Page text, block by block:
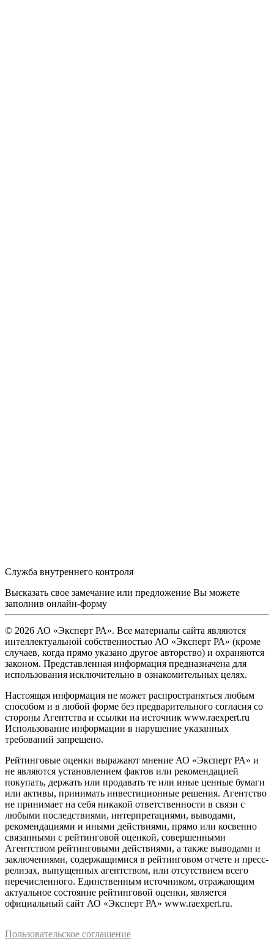
Служба внутреннего контроля
Высказать свое замечание или предложение Вы можете
заполнив онлайн-форму
© 2026 АО «Эксперт РА». Все материалы сайта являются
интеллектуальной собственностью АО «Эксперт РА» (кроме
случаев, когда прямо указано другое авторство) и охраняются
законом. Представленная информация предназначена для
использования исключительно в ознакомительных целях.
Настоящая информация не может распространяться любым
способом и в любой форме без предварительного согласия со
стороны Агентства и ссылки на источник www.raexpert.ru
Использование информации в нарушение указанных
требований запрещено.
Рейтинговые оценки выражают мнение АО «Эксперт РА» и
не являются установлением фактов или рекомендацией
покупать, держать или продавать те или иные ценные бумаги
или активы, принимать инвестиционные решения. Агентство
не принимает на себя никакой ответственности в связи с
любыми последствиями, интерпретациями, выводами,
рекомендациями и иными действиями, прямо или косвенно
связанными с рейтинговой оценкой, совершенными
Агентством рейтинговыми действиями, а также выводами и
заключениями, содержащимися в рейтинговом отчете и пресс-
релизах, выпущенных агентством, или отсутствием всего
перечисленного. Единственным источником, отражающим
актуальное состояние рейтинговой оценки, является
официальный сайт АО «Эксперт РА» www.raexpert.ru.
Пользовательское соглашение